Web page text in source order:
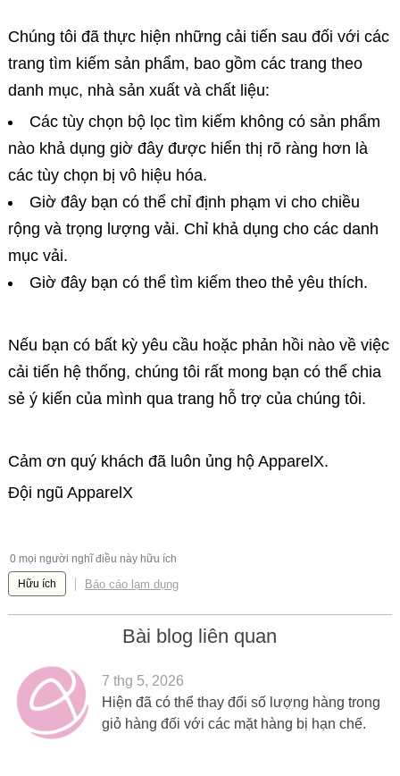
Chúng tôi đã thực hiện những cải tiến sau đối với các
trang tìm kiếm sản phẩm, bao gồm các trang theo
danh mục, nhà sản xuất và chất liệu:
Các tùy chọn bộ lọc tìm kiếm không có sản phẩm
nào khả dụng giờ đây được hiển thị rõ ràng hơn là
các tùy chọn bị vô hiệu hóa.
Giờ đây bạn có thể chỉ định phạm vi cho chiều
rộng và trọng lượng vải. Chỉ khả dụng cho các danh
mục vải.
Giờ đây bạn có thể tìm kiếm theo thẻ yêu thích.
Nếu bạn có bất kỳ yêu cầu hoặc phản hồi nào về việc
cải tiến hệ thống, chúng tôi rất mong bạn có thể chia
sẻ ý kiến ​​của mình qua trang hỗ trợ của chúng tôi.
Cảm ơn quý khách đã luôn ủng hộ ApparelX.
Đội ngũ ApparelX
0 mọi người nghĩ điều này hữu ích
Hữu ích
Báo cáo lạm dụng
Bài blog liên quan
7 thg 5, 2026
Hiện đã có thể thay đổi số lượng hàng trong
giỏ hàng đối với các mặt hàng bị hạn chế.